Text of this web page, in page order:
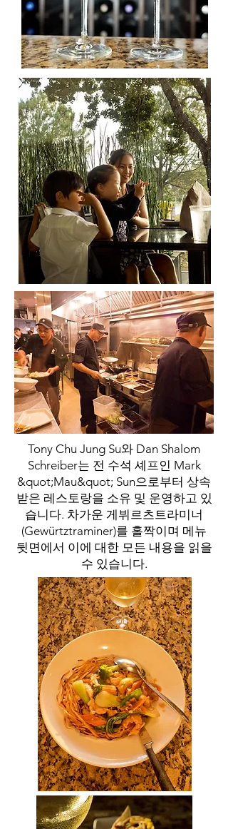
Tony Chu Jung Su와 Dan Shalom
Schreiber는 전 수석 셰프인 Mark
&quot;Mau&quot; Sun으로부터 상속
받은 레스토랑을 소유 및 운영하고 있
습니다. 차가운 게뷔르츠트라미너
(Gewürtztraminer)를 홀짝이며 메뉴
뒷면에서 이에 대한 모든 내용을 읽을
수 있습니다.